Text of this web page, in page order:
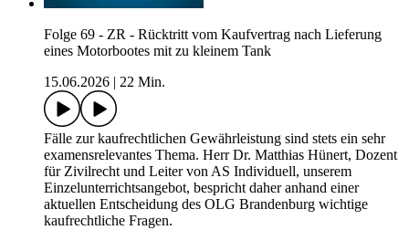
Folge 69 - ZR - Rücktritt vom Kaufvertrag nach Lieferung
eines Motorbootes mit zu kleinem Tank
15.06.2026
22 Min.
Fälle zur kaufrechtlichen Gewährleistung sind stets ein sehr
examensrelevantes Thema. Herr Dr. Matthias Hünert, Dozent
für Zivilrecht und Leiter von AS Individuell, unserem
Einzelunterrichtsangebot, bespricht daher anhand einer
aktuellen Entscheidung des OLG Brandenburg wichtige
kaufrechtliche Fragen.